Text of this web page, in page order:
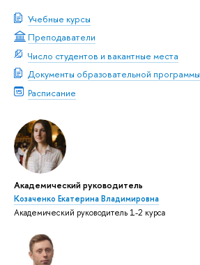
Учебные курсы
Преподаватели
Число студентов и вакантные места
Документы образовательной программы
Расписание
Академический руководитель
Козаченко Екатерина Владимировна
Академический руководитель 1-2 курса